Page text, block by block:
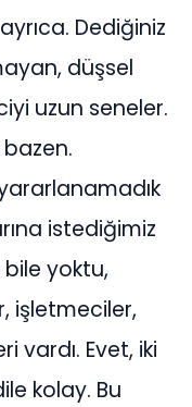
Dediğiniz
düşsel
uzun seneler.
bazen.
istediğimiz
yoktu,
işletmeciler,
vardı. Evet, iki
kolay. Bu